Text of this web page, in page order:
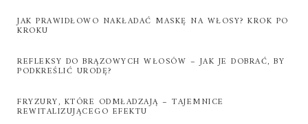
JAK PRAWIDŁOWO NAKŁADAĆ MASKĘ NA WŁOSY? KROK PO
KROKU
REFLEKSY DO BRĄZOWYCH WŁOSÓW – JAK JE DOBRAĆ, BY
PODKREŚLIĆ URODĘ?
FRYZURY, KTÓRE ODMŁADZAJĄ – TAJEMNICE
REWITALIZUJĄCEGO EFEKTU